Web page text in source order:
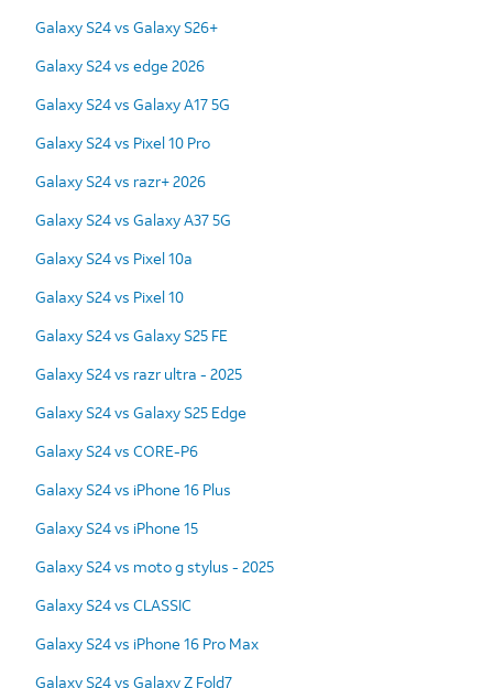
Galaxy S24 vs Galaxy S26+
Galaxy S24 vs edge 2026
Galaxy S24 vs Galaxy A17 5G
Galaxy S24 vs Pixel 10 Pro
Galaxy S24 vs razr+ 2026
Galaxy S24 vs Galaxy A37 5G
Galaxy S24 vs Pixel 10a
Galaxy S24 vs Pixel 10
Galaxy S24 vs Galaxy S25 FE
Galaxy S24 vs razr ultra - 2025
Galaxy S24 vs Galaxy S25 Edge
Galaxy S24 vs CORE-P6
Galaxy S24 vs iPhone 16 Plus
Galaxy S24 vs iPhone 15
Galaxy S24 vs moto g stylus - 2025
Galaxy S24 vs CLASSIC
Galaxy S24 vs iPhone 16 Pro Max
Galaxy S24 vs Galaxy Z Fold7